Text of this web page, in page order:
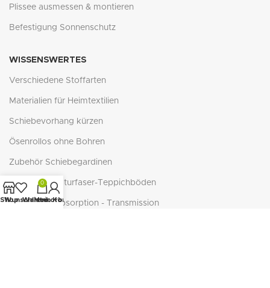
Plissee ausmessen & montieren
Befestigung Sonnenschutz
WISSENSWERTES
Verschiedene Stoffarten
Materialien für Heimtextilien
Schiebevorhang kürzen
Ösenrollos ohne Bohren
Zubehör Schiebegardinen
Verlegung Naturfaser-Teppichböden
Reflexion - Absorption - Transmission
Shop
Wunschliste
0
Warenkorb
Mein Konto